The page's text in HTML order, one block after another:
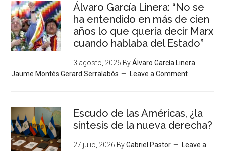
Álvaro García Linera: “No se
ha entendido en más de cien
años lo que quería decir Marx
cuando hablaba del Estado”
3 agosto, 2026 ByÁlvaro García Linera
Jaume Montés Gerard Serralabós
Leave a Comment
Escudo de las Américas, ¿la
síntesis de la nueva derecha?
27 julio, 2026 ByGabriel Pastor
Leave a